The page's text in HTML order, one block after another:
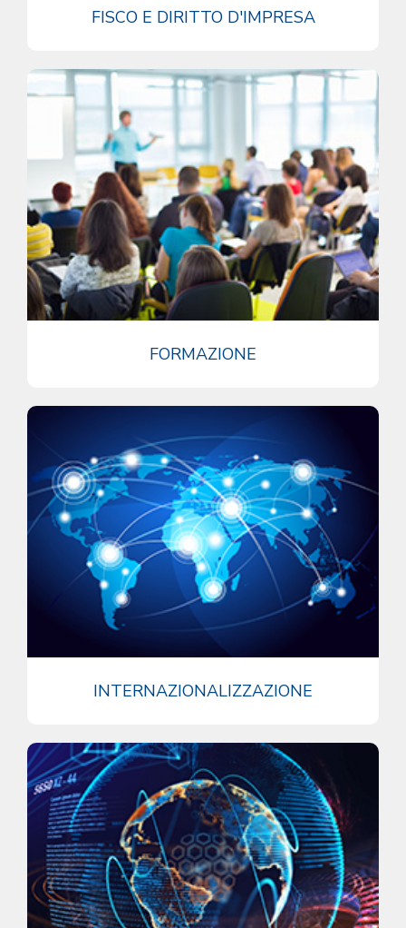
FISCO E DIRITTO D'IMPRESA
FORMAZIONE
INTERNAZIONALIZZAZIONE